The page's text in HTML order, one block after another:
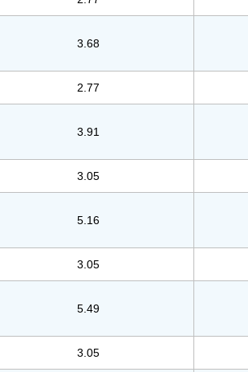
3.68
2.77
3.91
3.05
5.16
3.05
5.49
3.05